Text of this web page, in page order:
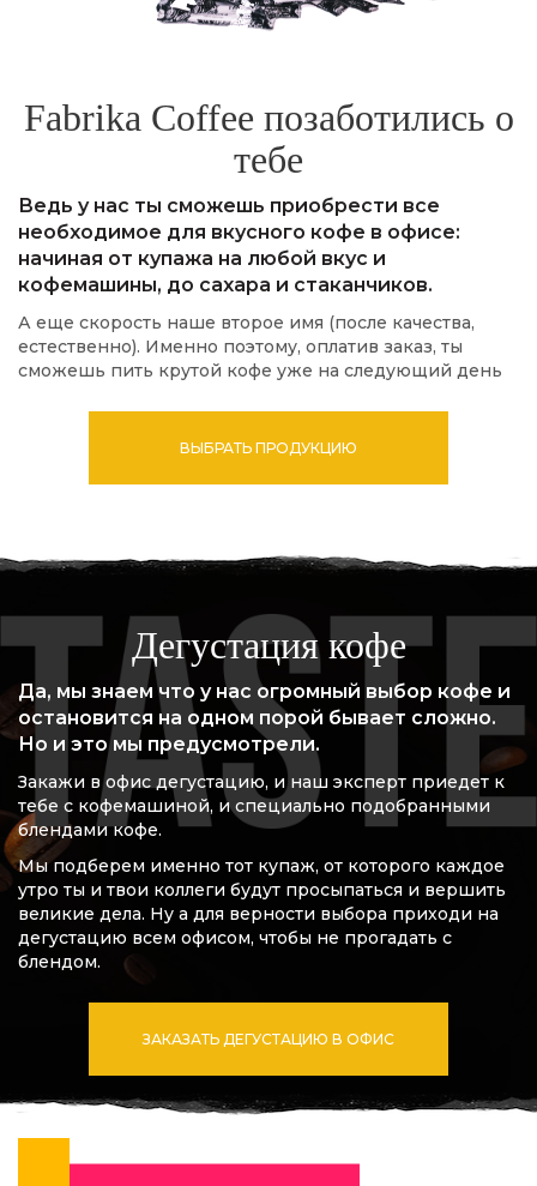
Fabrika Coffee позаботились о
тебе
Ведь у нас ты сможешь приобрести все
необходимое для вкусного кофе в офисе:
начиная от купажа на любой вкус и
кофемашины, до сахара и стаканчиков.
А еще скорость наше второе имя (после качества,
естественно). Именно поэтому, оплатив заказ, ты
сможешь пить крутой кофе уже на следующий день
ВЫБРАТЬ ПРОДУКЦИЮ
Дегустация кофе
Да, мы знаем что у нас огромный выбор кофе и
остановится на одном порой бывает сложно.
Но и это мы предусмотрели.
Закажи в офис дегустацию, и наш эксперт приедет к
тебе с кофемашиной, и специально подобранными
блендами кофе.
Мы подберем именно тот купаж, от которого каждое
утро ты и твои коллеги будут просыпаться и вершить
великие дела. Ну а для верности выбора приходи на
дегустацию всем офисом, чтобы не прогадать с
блендом.
ЗАКАЗАТЬ ДЕГУСТАЦИЮ В ОФИС